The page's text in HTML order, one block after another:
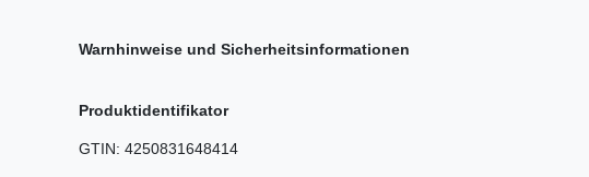
Warnhinweise und Sicherheitsinformationen
Produktidentifikator
GTIN: 4250831648414